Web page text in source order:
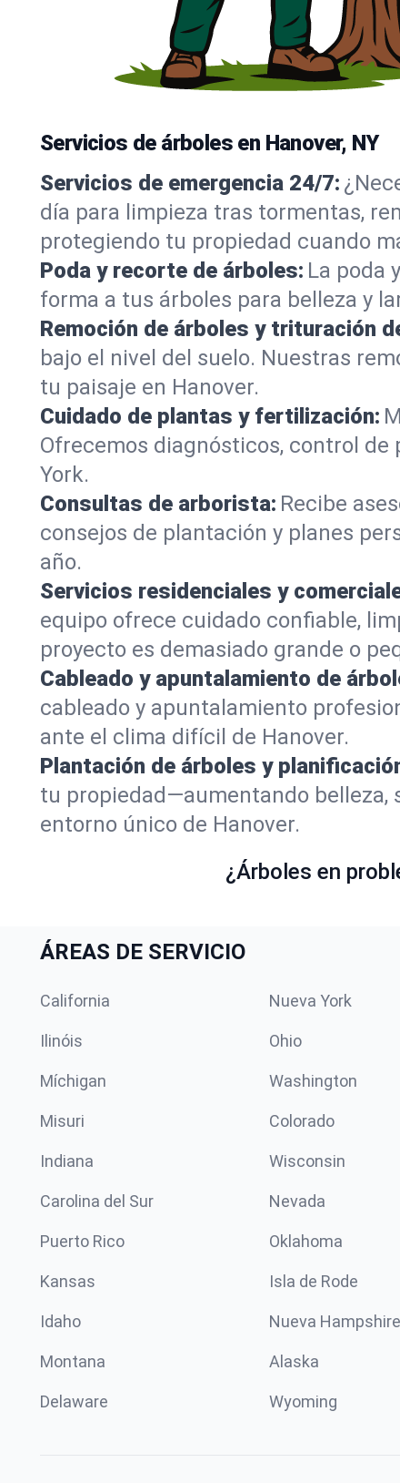
Servicios de árboles en Hanover, NY
Servicios de emergencia 24/7:
día para limpieza tras tormentas,
protegiendo tu propiedad cuando
Poda y recorte de árboles: La poda
forma a tus árboles para belleza y
Remoción de árboles y trituración
bajo el nivel del suelo. Nuestras
tu paisaje en Hanover.
Cuidado de plantas y fertilización:
Ofrecemos diagnósticos, control de
York.
Consultas de arborista: Recibe
consejos de plantación y planes
año.
Servicios residenciales y
equipo ofrece cuidado confiable,
proyecto es demasiado grande o
Cableado y apuntalamiento de
cableado y apuntalamiento
ante el clima difícil de Hanover.
Plantación de árboles y
tu propiedad—aumentando belleza,
entorno único de Hanover.
¿Árboles en
ÁREAS DE SERVICIO
California Nueva York
Ilinóis Ohio
Míchigan Washington
Misuri Colorado
Indiana Wisconsin
Carolina del Sur Nevada
Puerto Rico Oklahoma
Kansas Isla de Rode
Idaho Nueva Hampshire
Montana Alaska
Delaware Wyoming